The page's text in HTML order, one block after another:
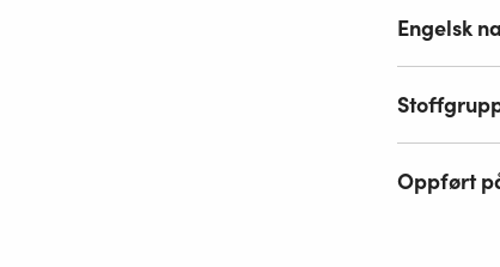
Engelsk
Oppført